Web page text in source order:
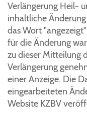
Verlängerung Heil-
inhaltliche
das Wort
für die Änderung
zu dieser Mitteilung
Verlängerung
einer Anzeige. Die
eingearbeiteten
Website KZBV